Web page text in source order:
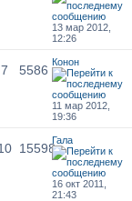
13 мар 2012,
12:26
7 5586
Конон
11 мар 2012,
19:36
15598
Гала
16 окт 2011,
21:43